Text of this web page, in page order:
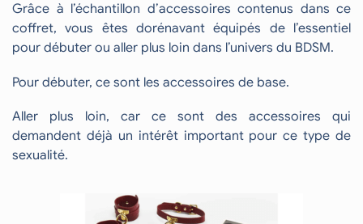
Grâce à l’échantillon d’accessoires contenus dans ce
coffret, vous êtes dorénavant équipés de l’essentiel
pour débuter ou aller plus loin dans l’univers du BDSM.
Pour débuter, ce sont les accessoires de base.
Aller plus loin, car ce sont des accessoires qui
demandent déjà un intérêt important pour ce type de
sexualité.